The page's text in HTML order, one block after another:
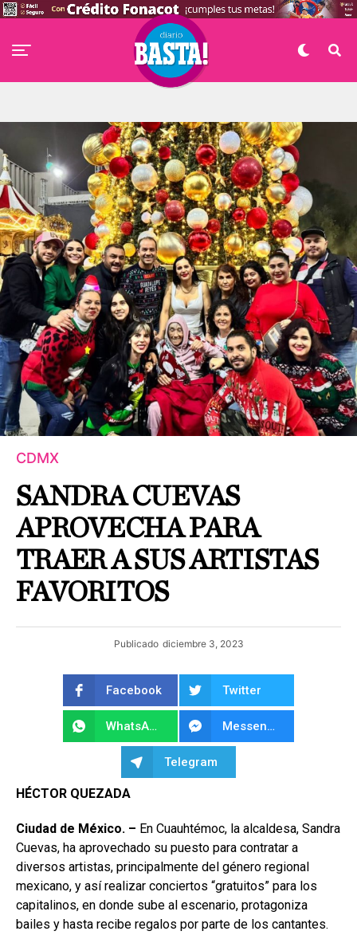
CDMX
SANDRA CUEVAS
APROVECHA PARA
TRAER A SUS ARTISTAS
FAVORITOS
Publicado diciembre 3, 2023
Facebook Twitter
WhatsApp Messenger
Telegram
HÉCTOR QUEZADA
Ciudad de México. – En Cuauhtémoc, la alcaldesa, Sandra
Cuevas, ha aprovechado su puesto para contratar a
diversos artistas, principalmente del género regional
mexicano, y así realizar conciertos “gratuitos” para los
capitalinos, en donde sube al escenario, protagoniza
bailes y hasta recibe regalos por parte de los cantantes.